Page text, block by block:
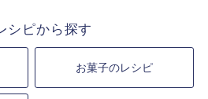
お菓子のレシピ